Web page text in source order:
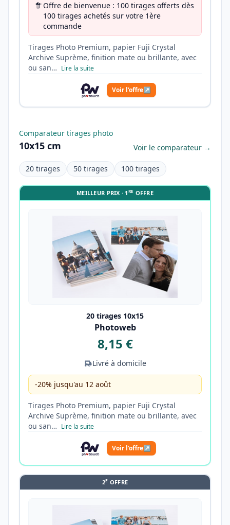
Offre de bienvenue : 100 tirages offerts dès
100 tirages achetés sur votre 1ère
commande
Tirages Photo Premium, papier Fuji Crystal
Archive Suprème, finition mate ou brillante, avec
ou san… Lire la suite
Voir l'offre↗
Comparateur tirages photo
10x15 cm Voir le comparateur →
20 tirages 50 tirages 100 tirages
MEILLEUR PRIX · 1RE OFFRE
20 tirages 10x15
Photoweb
8,15 €
Livré à domicile
-20% jusqu'au 12 août
Tirages Photo Premium, papier Fuji Crystal
Archive Suprème, finition mate ou brillante, avec
ou san… Lire la suite
Voir l'offre↗
2E OFFRE